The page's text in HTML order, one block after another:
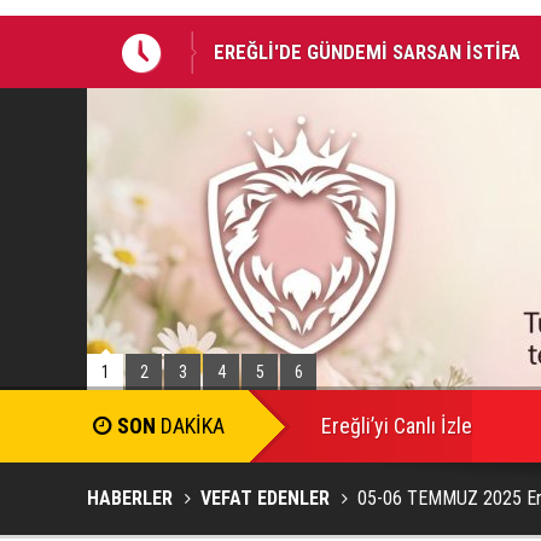
EREĞLİ'DE GÜNDEMİ SARSAN İSTİFA
Takla atan otomobildeki Bedirhan öldü,
1 2 3 4 5 6
SON DAKİKA Ereğli’yi Canlı İzle
HABERLER VEFAT EDENLER 05-06 TEMMUZ 2025